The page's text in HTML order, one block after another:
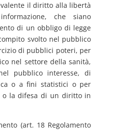
il diritto alla libertà
che siano
di un obbligo di legge
svolto nel pubblico
di pubblici poteri, per
nel settore della sanità,
pubblico interesse, di
o a fini statistici o per
o la difesa di un diritto in
(art. 18 Regolamento